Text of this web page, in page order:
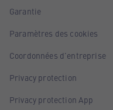
Garantie
Paramètres des cookies
Coordonnées d'entreprise
Privacy protection
Privacy protection App